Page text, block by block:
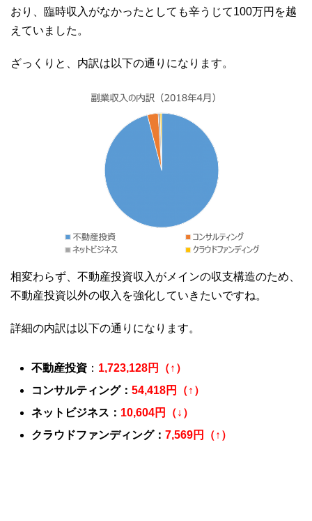
おり、臨時収入がなかったとしても辛うじて100万円を越
えていました。
ざっくりと、内訳は以下の通りになります。
相変わらず、不動産投資収入がメインの収支構造のため、
不動産投資以外の収入を強化していきたいですね。
詳細の内訳は以下の通りになります。
不動産投資 ： 1,723,128円（↑）
コンサルティング： 54,418円（↑）
ネットビジネス： 10,604円（↓）
クラウドファンディング： 7,569円（↑）